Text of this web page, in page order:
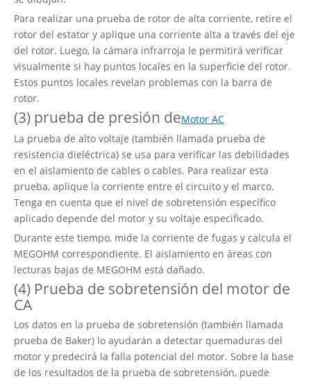
Para realizar una prueba de rotor de alta corriente, retire el
rotor del estator y aplique una corriente alta a través del eje
del rotor. Luego, la cámara infrarroja le permitirá verificar
visualmente si hay puntos locales en la superficie del rotor.
Estos puntos locales revelan problemas con la barra de
rotor.
(3) prueba de presión deMotor AC
La prueba de alto voltaje (también llamada prueba de
resistencia dieléctrica) se usa para verificar las debilidades
en el aislamiento de cables o cables. Para realizar esta
prueba, aplique la corriente entre el circuito y el marco.
Tenga en cuenta que el nivel de sobretensión específico
aplicado depende del motor y su voltaje especificado.
Durante este tiempo, mide la corriente de fugas y calcula el
MEGOHM correspondiente. El aislamiento en áreas con
lecturas bajas de MEGOHM está dañado.
(4) Prueba de sobretensión del motor de
CA
Los datos en la prueba de sobretensión (también llamada
prueba de Baker) lo ayudarán a detectar quemaduras del
motor y predecirá la falla potencial del motor. Sobre la base
de los resultados de la prueba de sobretensión, puede